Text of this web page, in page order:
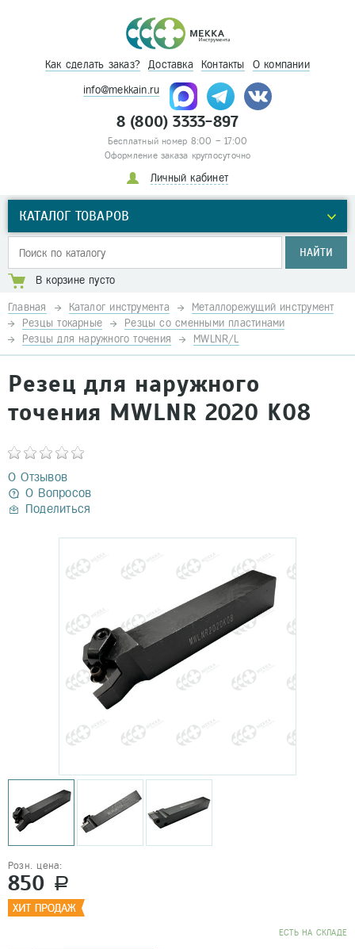
Как сделать заказ? Доставка Контакты О компании
info@mekkain.ru
8 (800) 3333-897
Бесплатный номер 8:00 – 17:00
Оформление заказа круглосуточно
Личный кабинет
КАТАЛОГ ТОВАРОВ
НАЙТИ
В корзине пусто
Главная Каталог инструмента
Металлорежущий инструмент
Резцы токарные
Резцы со сменными пластинами
Резцы для наружного точения
MWLNR/L
Резец для наружного
точения MWLNR 2020 K08
0 Отзывов
0 Вопросов
Поделиться
Розн. цена:
850 a
EСТЬ НА СКЛАДЕ